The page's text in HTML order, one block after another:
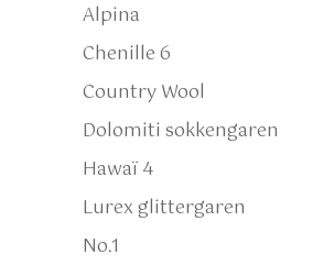
Alpina
Chenille 6
Country Wool
Dolomiti sokkengaren
Hawaï 4
Lurex glittergaren
No.1